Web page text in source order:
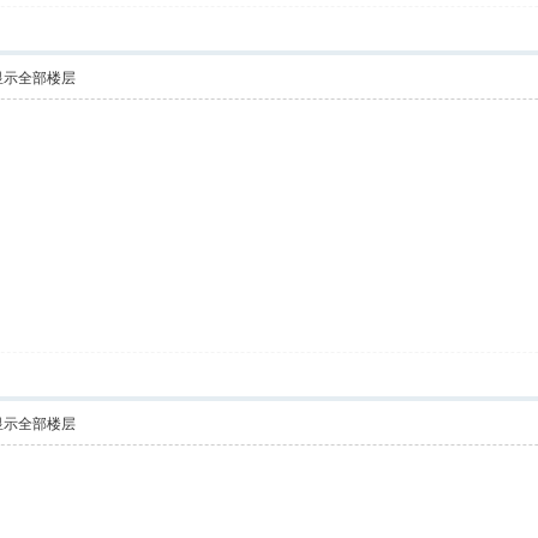
示全部楼层
示全部楼层